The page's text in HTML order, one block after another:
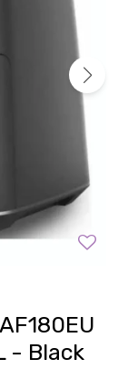
- Black